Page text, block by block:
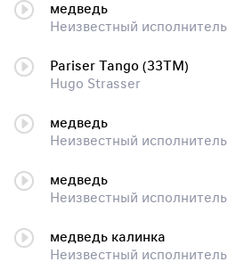
медведь
Неизвестный исполнитель
Pariser Tango (33TM)
Hugo Strasser
медведь
Неизвестный исполнитель
медведь
Неизвестный исполнитель
медведь калинка
Неизвестный исполнитель